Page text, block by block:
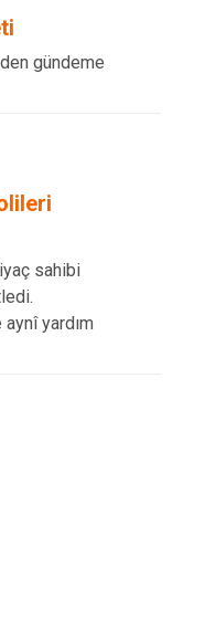
gündeme
sahibi
yardım